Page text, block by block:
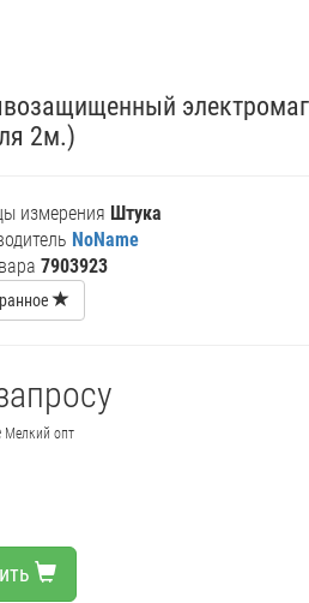
2м.)
измерения Штука
NoName
7903923
Мелкий опт